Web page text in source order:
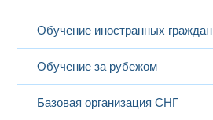
Обучение иностранных граждан
Обучение за рубежом
Базовая организация СНГ